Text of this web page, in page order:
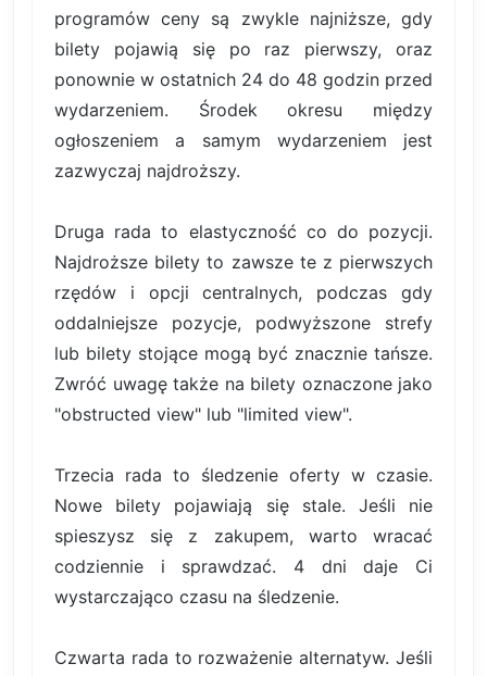
programów ceny są zwykle najniższe, gdy
bilety pojawią się po raz pierwszy, oraz
ponownie w ostatnich 24 do 48 godzin przed
wydarzeniem. Środek okresu między
ogłoszeniem a samym wydarzeniem jest
zazwyczaj najdroższy.
Druga rada to elastyczność co do pozycji.
Najdroższe bilety to zawsze te z pierwszych
rzędów i opcji centralnych, podczas gdy
oddalniejsze pozycje, podwyższone strefy
lub bilety stojące mogą być znacznie tańsze.
Zwróć uwagę także na bilety oznaczone jako
"obstructed view" lub "limited view".
Trzecia rada to śledzenie oferty w czasie.
Nowe bilety pojawiają się stale. Jeśli nie
spieszysz się z zakupem, warto wracać
codziennie i sprawdzać. 4 dni daje Ci
wystarczająco czasu na śledzenie.
Czwarta rada to rozważenie alternatyw. Jeśli